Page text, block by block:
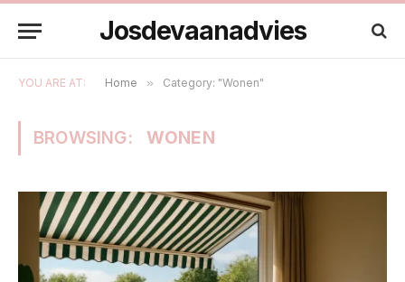
Josdevaanadvies
YOU ARE AT: Home » Category: "Wonen"
BROWSING: WONEN